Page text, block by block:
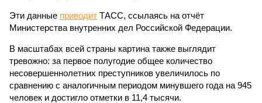
Эти данные приводит ТАСС, ссылаясь на отчёт
Министерства внутренних дел Российской Федерации.
В масштабах всей страны картина также выглядит
тревожно: за первое полугодие общее количество
несовершеннолетних преступников увеличилось по
сравнению с аналогичным периодом минувшего года на 945
человек и достигло отметки в 11,4 тысячи.